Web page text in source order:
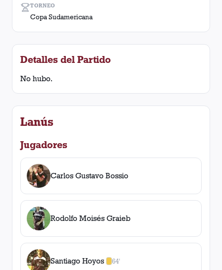
TORNEO
Copa Sudamericana
Detalles del Partido
No hubo.
Lanús
Jugadores
Carlos Gustavo Bossio
Rodolfo Moisés Graieb
Santiago Hoyos 64'
1amarilla